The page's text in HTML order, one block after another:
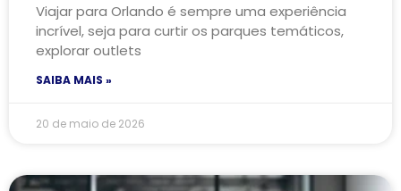
Viajar para Orlando é sempre uma experiência
incrível, seja para curtir os parques temáticos,
explorar outlets
SAIBA MAIS »
20 de maio de 2026